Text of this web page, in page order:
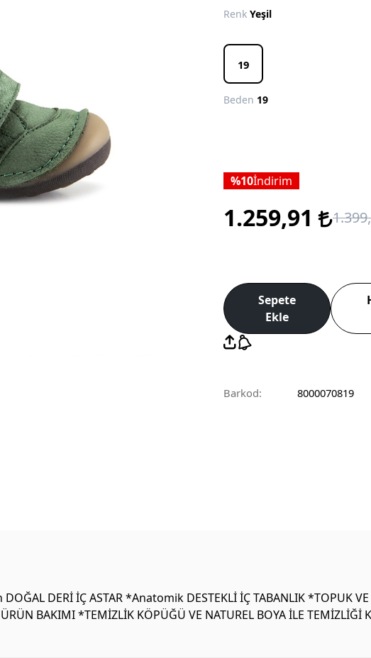
RenkYeşil
19
Beden 19
10İndirim
1.259,91
Sepete
Ekle
Barkod: 8000070819
DERİ İÇ ASTAR *Anatomik DESTEKLİ İÇ TABANLIK *TOPUK VE
BAKIMI *TEMİZLİK KÖPÜĞÜ VE NATUREL BOYA İLE TEMİZLİĞİ